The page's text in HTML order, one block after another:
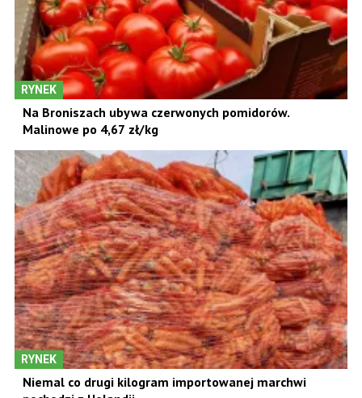
RYNEK
Na Broniszach ubywa czerwonych pomidorów.
Malinowe po 4,67 zł/kg
RYNEK
Niemal co drugi kilogram importowanej marchwi